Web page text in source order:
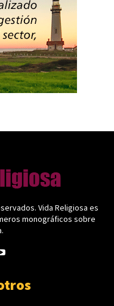
Vida Religiosa es
monográficos sobre